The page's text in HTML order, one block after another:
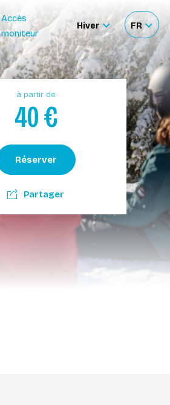
Accès
moniteur
Hiver
Sélectionner
le
site
FR
votre
langue
à partir de
40€
Réserver
Partager